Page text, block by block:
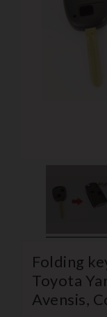
Folding
Toyota
Avensis,